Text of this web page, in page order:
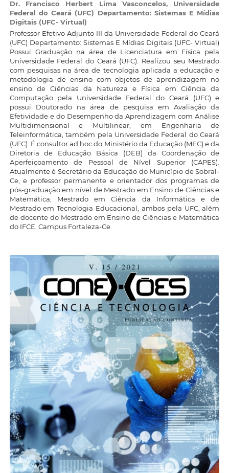
Dr. Francisco Herbert Lima Vasconcelos, Universidade
Federal do Ceará (UFC) Departamento: Sistemas E Mídias
Digitais (UFC- Virtual)
Professor Efetivo Adjunto III da Universidade Federal do Ceará
(UFC) Departamento: Sistemas E Mídias Digitais (UFC- Virtual)
Possui Graduação na área de Licenciatura em Física pela
Universidade Federal do Ceará (UFC). Realizou seu Mestrado
com pesquisas na área de tecnologia aplicada a educação e
metodologia de ensino com objetos de aprendizagem no
ensino de Ciências da Natureza e Física em Ciência da
Computação pela Universidade Federal do Ceará (UFC) e
possui Doutorado na área de pesquisa em Avaliação da
Efetividade e do Desempenho da Aprendizagem com Análise
Multidimensional e Multilinear, em Engenharia de
Teleinformática, também pela Universidade Federal do Ceará
(UFC). É consultor ad hoc do Ministério da Educação (MEC) e da
Diretoria de Educação Básica (DEB) da Coordenação de
Aperfeiçoamento de Pessoal de Nível Superior (CAPES).
Atualmente é Secretário da Educação do Município de Sobral-
Ce, e professor permanente e orientador dos programas de
pós-graduação em nível de Mestrado em Ensino de Ciências e
Matemática; Mestrado em Ciência da Informática e de
Mestrado em Tecnologia Educacional, ambos pela UFC, além
de docente do Mestrado em Ensino de Ciências e Matemática
do IFCE, Campus Fortaleza-Ce.